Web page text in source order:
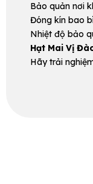
Bảo quản nơi
Đóng kín bao
Nhiệt độ bảo
Hạt Mai Vị
Hãy trải